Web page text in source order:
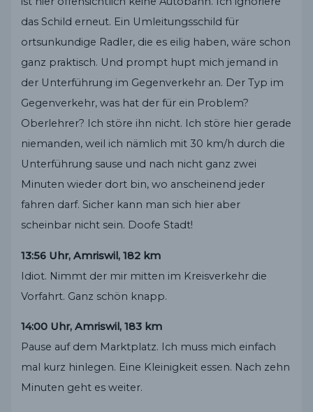
das Schild erneut. Ein Umleitungsschild für
ortsunkundige Radler, die es eilig haben, wäre schon
ganz praktisch. Und prompt hupt mich jemand in
der Unterführung im Gegenverkehr an. Der Typ im
Gegenverkehr, was hat der für ein Problem?
Oberlehrer? Ich störe ihn nicht. Ich störe hier gerade
niemanden, weil ich nämlich mit 30 km/h durch die
Unterführung sause und nach nicht ganz zwei
Minuten wieder dort bin, wo anscheinend jeder
fahren darf. Sicher kann man sich hier aber
scheinbar nicht sein. Doofe Stadt!
13:56 Uhr, Amriswil, 182 km
Idiot. Nimmt der mir mitten im Kreisverkehr die
Vorfahrt. Ganz schön knapp.
14:00 Uhr, Amriswil, 183 km
Pause auf dem Marktplatz. Ich muss mich einfach
mal kurz hinlegen. Eine Kleinigkeit essen. Nach zehn
Minuten geht es weiter.